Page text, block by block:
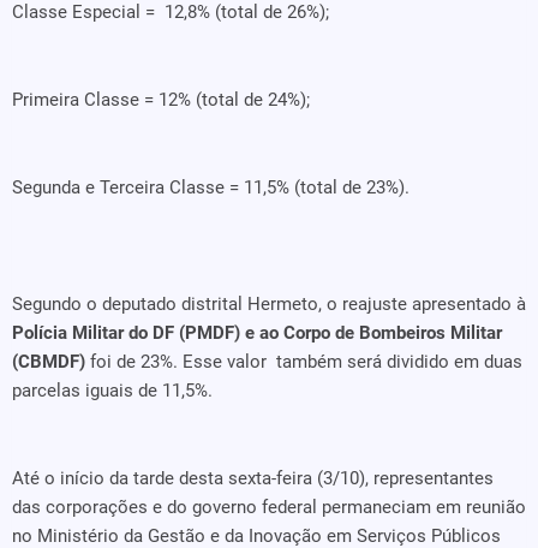
Classe Especial = 12,8% (total de 26%);
Primeira Classe = 12% (total de 24%);
Segunda e Terceira Classe = 11,5% (total de 23%).
Segundo o deputado distrital Hermeto, o reajuste apresentado à
Polícia Militar do DF (PMDF) e ao Corpo de Bombeiros Militar
(CBMDF) foi de 23%. Esse valor também será dividido em duas
parcelas iguais de 11,5%.
Até o início da tarde desta sexta-feira (3/10), representantes
das corporações e do governo federal permaneciam em reunião
no Ministério da Gestão e da Inovação em Serviços Públicos